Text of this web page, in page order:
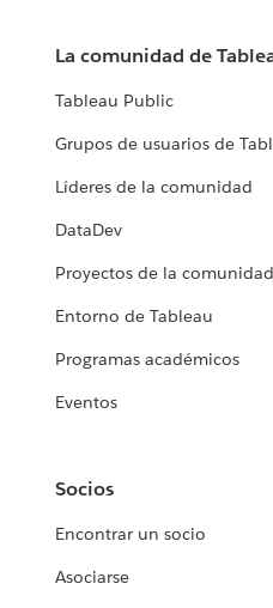
La comunidad de
Tableau Public
Grupos de usuarios de
Líderes de la comunidad
DataDev
Proyectos de la comunidad
Entorno de Tableau
Programas académicos
Eventos
Socios
Encontrar un socio
Asociarse